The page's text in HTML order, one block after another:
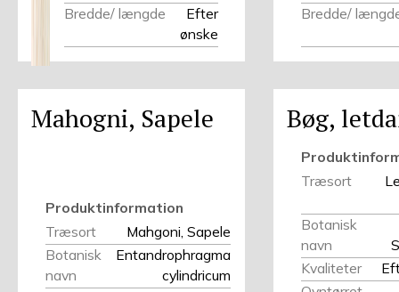
Bredde/ længde
Efter
ønske
Bredde/
Mahogni, Sapele
Produktinformation
Træsort
Mahgoni, Sapele
Botanisk
navn
Entandrophragma
cylindricum
Bøg,
Træsort
Botanisk
navn
Kvaliteter